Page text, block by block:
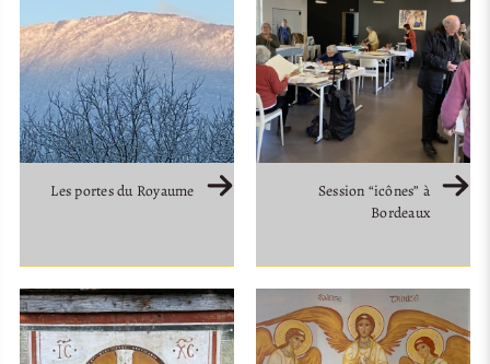
Les portes du Royaume
Session “icônes” à
Bordeaux